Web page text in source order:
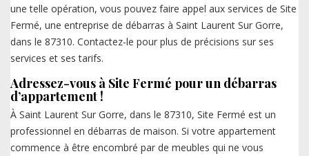
une telle opération, vous pouvez faire appel aux services de Site
Fermé, une entreprise de débarras à Saint Laurent Sur Gorre,
dans le 87310. Contactez-le pour plus de précisions sur ses
services et ses tarifs.
Adressez-vous à Site Fermé pour un débarras
d’appartement !
À Saint Laurent Sur Gorre, dans le 87310, Site Fermé est un
professionnel en débarras de maison. Si votre appartement
commence à être encombré par de meubles qui ne vous